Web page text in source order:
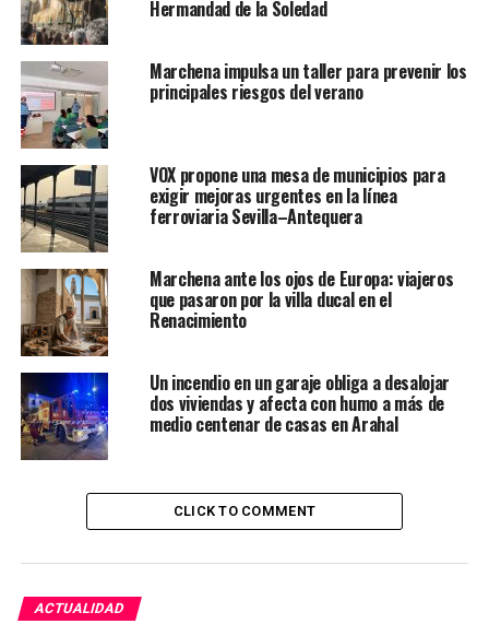
Hermandad de la Soledad
Marchena impulsa un taller para prevenir los
principales riesgos del verano
VOX propone una mesa de municipios para
exigir mejoras urgentes en la línea
ferroviaria Sevilla–Antequera
Marchena ante los ojos de Europa: viajeros
que pasaron por la villa ducal en el
Renacimiento
Un incendio en un garaje obliga a desalojar
dos viviendas y afecta con humo a más de
medio centenar de casas en Arahal
CLICK TO COMMENT
ACTUALIDAD